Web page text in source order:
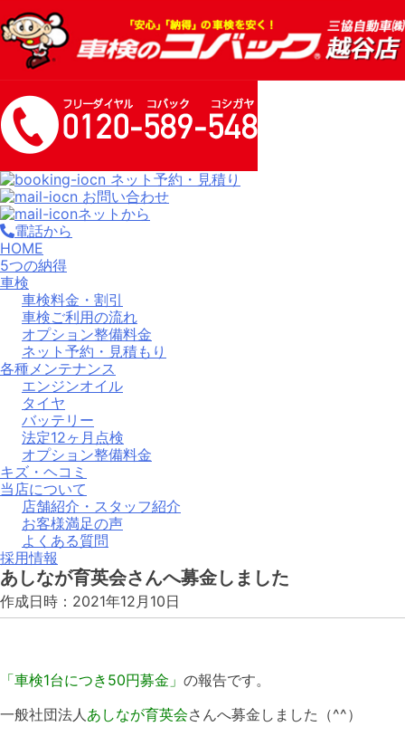
ネット予約・見積り
お問い合わせ
ネットから
電話から
HOME
5つの納得
車検
車検料金・割引
車検ご利用の流れ
オプション整備料金
ネット予約・見積もり
各種メンテナンス
エンジンオイル
タイヤ
バッテリー
法定12ヶ月点検
オプション整備料金
キズ・ヘコミ
当店について
店舗紹介・スタッフ紹介
お客様満足の声
よくある質問
採用情報
あしなが育英会さんへ募金しました
作成日時：2021年12月10日
「車検1台につき50円募金」 の報告です。
一般社団法人あしなが育英会さんへ募金しました（^^）